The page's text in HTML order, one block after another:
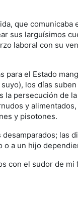
que comunicaba
sus larguísimos
laboral con su
el Estado
los días
la persecución de
y
y pisotones.
las
o a un hijo
con el sudor de